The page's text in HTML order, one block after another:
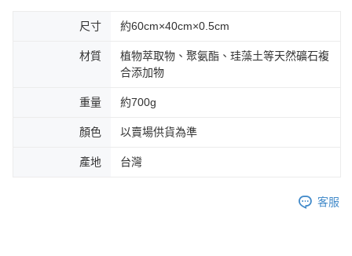
尺寸 約60cm×40cm×0.5cm
材質
植物萃取物、聚氨酯、珪藻土等天然礦石複
合添加物
重量 約700g
顏色 以賣場供貨為準
產地 台灣
客服